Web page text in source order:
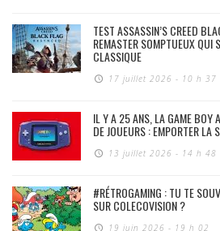
TEST ASSASSIN’S CREED
REMASTER SOMPTUEUX QUI
CLASSIQUE
17 juillet 2026 - 10 h 37
IL Y A 25 ANS, LA GAME BOY
DE JOUEURS : EMPORTER LA
13 juillet 2026 - 14 h 48
#RÉTROGAMING : TU TE
SUR COLECOVISION ?
19 juin 2026 - 19 h 02